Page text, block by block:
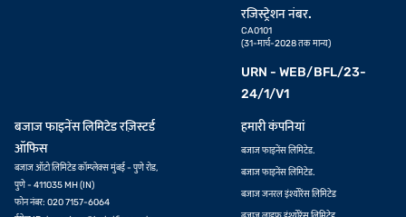
रजिस्ट्रेशन नंबर.
CA0101
(31-मार्च-2028 तक मान्य)
URN - WEB/BFL/23-
24/1/V1
बजाज फाइनेंस लिमिटेड रज़िस्टर्ड
ऑफिस
बजाज ऑटो लिमिटेड कॉम्प्लेक्स मुंबई - पुणे रोड,
पुणे - 411035 MH (IN)
फोन नंबर: 020 7157-6064
हमारी कंपनियां
बजाज फाइनेंस लिमिटेड.
बजाज फाइनेंस लिमिटेड.
बजाज जनरल इंश्योरेंस लिमिटेड